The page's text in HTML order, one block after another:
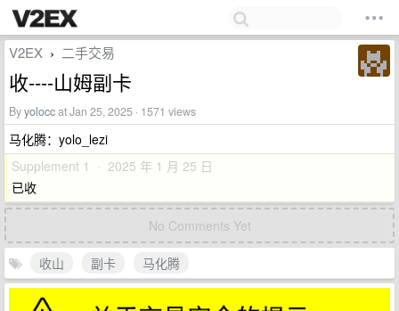
V2EX › 二手交易
收----山姆副卡
Byyoloccat Jan 25, 2025 · 1571 views
马化腾：yolo_lezi
Supplement 1 · 2025 年 1 月 25 日
已收
No Comments Yet
收山 副卡 马化腾